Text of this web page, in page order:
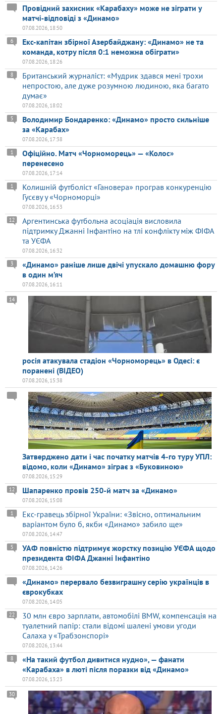
Провідний захисник «Карабаху» може не зіграти у
матчі-відповіді з «Динамо»
07.08.2026, 18:50
Екс-капітан збірної Азербайджану: «Динамо» не та
команда, котру після 0:1 неможна обіграти»
6
07.08.2026, 18:26
Британський журналіст: «Мудрик здався мені трохи
непростою, але дуже розумною людиною, яка багато
думає»
8
07.08.2026, 18:02
Володимир Бондаренко: «Динамо» просто сильніше
за «Карабах»
5
07.08.2026, 17:38
Офіційно. Матч «Чорноморець» — «Колос»
перенесено
1
07.08.2026, 17:14
Колишній футболіст «Гановера» програв конкуренцію
Гусєву у «Чорноморці»
1
07.08.2026, 16:53
Аргентинська футбольна асоціація висловила
підтримку Джанні Інфантіно на тлі конфлікту між ФІФА
та УЄФА
12
07.08.2026, 16:32
«Динамо» раніше лише двічі упускало домашню фору
в один м’яч
3
07.08.2026, 16:11
росія атакувала стадіон «Чорноморець» в Одесі: є
поранені (ВІДЕО)
14
07.08.2026, 15:38
Затверджено дати і час початку матчів 4-го туру УПЛ:
відомо, коли «Динамо» зіграє з «Буковиною»
07.08.2026, 15:29
Шапаренко провів 250-й матч за «Динамо»
12
07.08.2026, 15:08
Екс-гравець збірної України: «Звісно, оптимальним
варіантом було б, якби «Динамо» забило ще»
1
07.08.2026, 14:47
УАФ повністю підтримує жорстку позицію УЄФА щодо
президента ФІФА Джанні Інфантіно
5
07.08.2026, 14:26
«Динамо» перервало безвиграшну серію українців в
єврокубках
07.08.2026, 14:05
30 млн євро зарплати, автомобілі BMW, компенсація на
туалетний папір: стали відомі шалені умови угоди
Салаха у «Трабзонспорі»
22
07.08.2026, 13:44
«На такий футбол дивитися нудно», — фанати
«Карабаха» в люті після поразки від «Динамо»
8
07.08.2026, 13:23
30